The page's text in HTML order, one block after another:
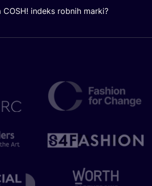
indeks robnih marki?